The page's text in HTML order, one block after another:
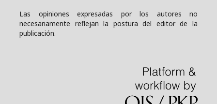
Las opiniones expresadas por los autores no
necesariamente reflejan la postura del editor de la
publicación.